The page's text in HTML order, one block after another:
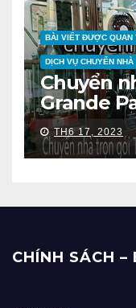
BÀI VIẾT ĐƯỢC QUAN
DỊCH VỤ CHUYỂN NHÀ
Chuyển
Grande
TH6 17, 2023
CHÍNH SÁCH –